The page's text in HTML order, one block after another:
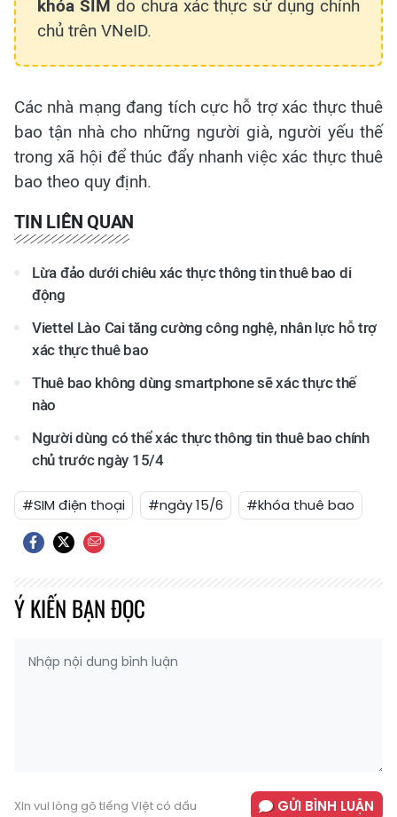
khóa SIM do chưa xác thực sử dụng chính
chủ trên VNeID.
Các nhà mạng đang tích cực hỗ trợ xác thực thuê
bao tận nhà cho những người già, người yếu thế
trong xã hội để thúc đẩy nhanh việc xác thực thuê
bao theo quy định.
TIN LIÊN QUAN
Lừa đảo dưới chiêu xác thực thông tin thuê bao di
động
Viettel Lào Cai tăng cường công nghệ, nhân lực hỗ trợ
xác thực thuê bao
Thuê bao không dùng smartphone sẽ xác thực thế
nào
Người dùng có thể xác thực thông tin thuê bao chính
chủ trước ngày 15/4
#SIM điện thoại #ngày 15/6 #khóa thuê bao
Ý KIẾN BẠN ĐỌC
Xin vui lòng gõ tiếng Việt có dấu GỬI BÌNH LUẬN